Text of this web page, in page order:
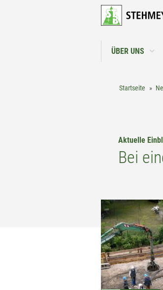
ÜBER UNS
Startseite
Aktuelle
Bei